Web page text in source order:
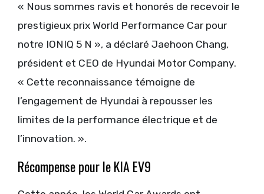
« Nous sommes ravis et honorés de recevoir le
prestigieux prix World Performance Car pour
notre IONIQ 5 N », a déclaré Jaehoon Chang,
président et CEO de Hyundai Motor Company.
« Cette reconnaissance témoigne de
l’engagement de Hyundai à repousser les
limites de la performance électrique et de
l’innovation. ».
Récompense pour le KIA EV9